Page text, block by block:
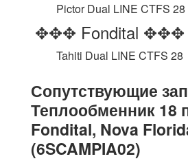
Pictor Dual LINE CTFS 28
✥✥✥ Fondital ✥✥✥
Tahiti Dual LINE CTFS 28
Сопутствующие
Теплообменник 18
Fondital, Nova
(6SCAMPIA02)